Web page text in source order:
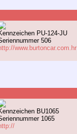
PU-124-JU
506
www.burtoncar.com.hr
BU1065
1065